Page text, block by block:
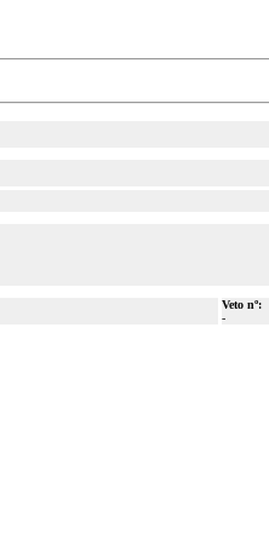
Veto nº:
-